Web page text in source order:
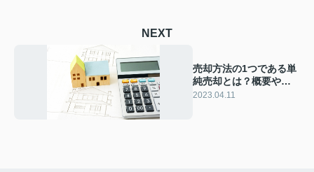
NEXT
売却方法の1つである単
純売却とは？概要やメ
リットをご紹介
2023.04.11